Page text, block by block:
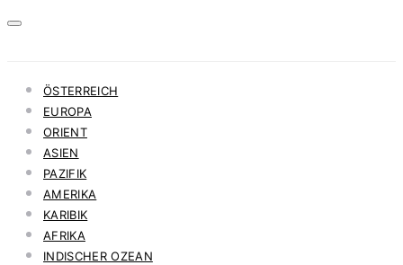
ÖSTERREICH
EUROPA
ORIENT
ASIEN
PAZIFIK
AMERIKA
KARIBIK
AFRIKA
INDISCHER OZEAN